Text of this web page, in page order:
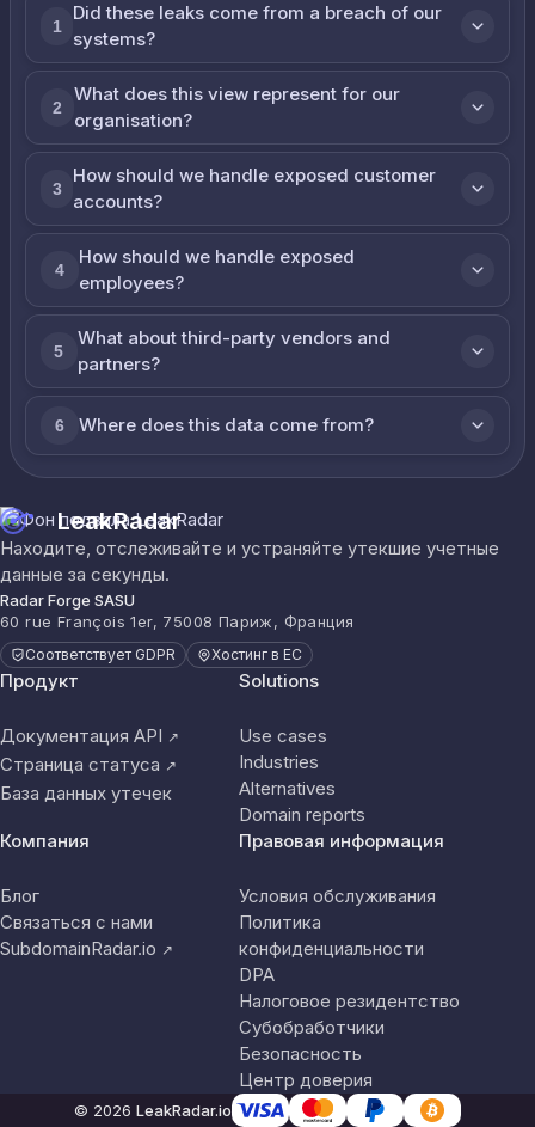
1
Did these leaks come from a breach of our
systems?
2
What does this view represent for our
organisation?
3
How should we handle exposed customer
accounts?
4
How should we handle exposed
employees?
5
What about third-party vendors and
partners?
6 Where does this data come from?
LeakRadar
Находите, отслеживайте и устраняйте утекшие учетные
данные за секунды.
Radar Forge SASU
60 rue François 1er, 75008 Париж, Франция
Соответствует GDPR Хостинг в ЕС
Продукт
Документация API ↗
Страница статуса ↗
База данных утечек
Solutions
Use cases
Industries
Alternatives
Domain reports
Компания
Блог
Связаться с нами
SubdomainRadar.io ↗
Правовая информация
Условия обслуживания
Политика
конфиденциальности
DPA
Налоговое резидентство
Субобработчики
Безопасность
Центр доверия
© 2026 LeakRadar.io